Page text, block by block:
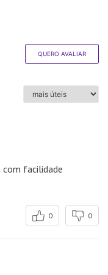
QUERO AVALIAR
com facilidade
0 0